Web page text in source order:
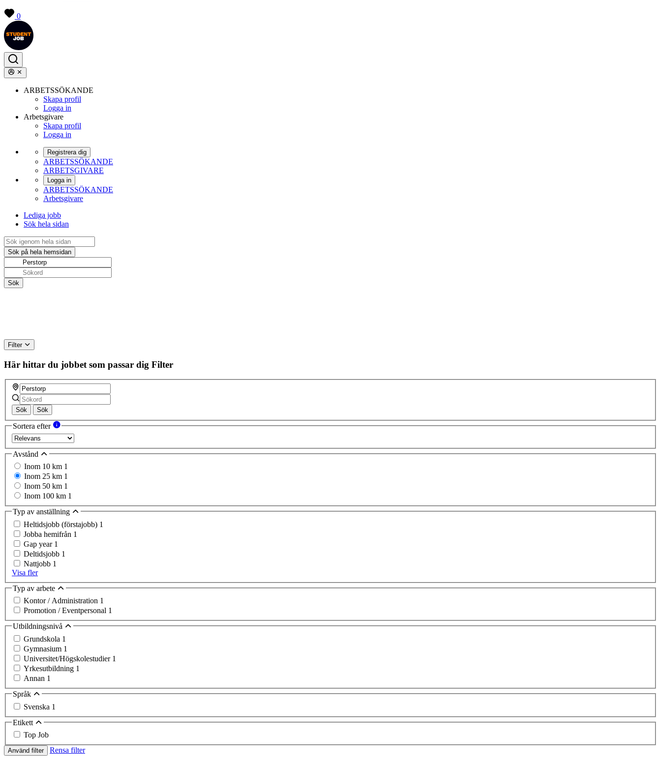
0
ARBETSSÖKANDE
Skapa profil
Logga in
Arbetsgivare
Skapa profil
Logga in
Registrera dig
ARBETSSÖKANDE
ARBETSGIVARE
Logga in
ARBETSSÖKANDE
Arbetsgivare
Lediga jobb
Sök hela sidan
Filter
Här hittar du jobbet som passar dig Filter
Sök Sök
Sortera efter
Avstånd
Inom 10 km 1
Inom 25 km 1
Inom 50 km 1
Inom 100 km 1
Typ av anställning
Heltidsjobb (förstajobb) 1
Jobba hemifrån 1
Gap year 1
Deltidsjobb 1
Nattjobb 1
Visa fler
Typ av arbete
Kontor / Administration 1
Promotion / Eventpersonal 1
Utbildningsnivå
Grundskola 1
Gymnasium 1
Universitet/Högskolestudier 1
Yrkesutbildning 1
Annan 1
Språk
Svenska 1
Etikett
Top Job
Använd filter Rensa filter